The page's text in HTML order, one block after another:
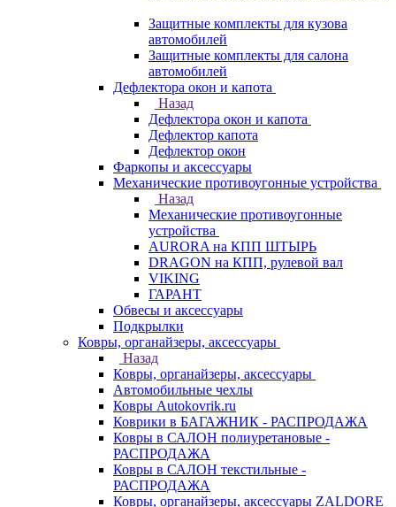
Защитные комплекты для кузова
автомобилей
Защитные комплекты для салона
автомобилей
Дефлектора окон и капота
Назад
Дефлектора окон и капота
Дефлектор капота
Дефлектор окон
Фаркопы и аксессуары
Механические противоугонные устройства
Назад
Механические противоугонные
устройства
AURORA на КПП ШТЫРЬ
DRAGON на КПП, рулевой вал
VIKING
ГАРАНТ
Обвесы и аксессуары
Подкрылки
Ковры, органайзеры, аксессуары
Назад
Ковры, органайзеры, аксессуары
Автомобильные чехлы
Ковры Autokovrik.ru
Коврики в БАГАЖНИК - РАСПРОДАЖА
Ковры в САЛОН полиуретановые -
РАСПРОДАЖА
Ковры в САЛОН текстильные -
РАСПРОДАЖА
Ковры, органайзеры, аксессуары ZALDORE